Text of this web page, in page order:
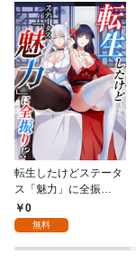
転生したけどステータ
ス「魅力」に全振
り！？(1)
0
無料